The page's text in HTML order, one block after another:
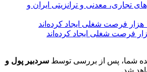
تجاری، معدنی و ترانزیتی ایران و
شما، پس از بررسی توسط سردبیر پول و
شد.